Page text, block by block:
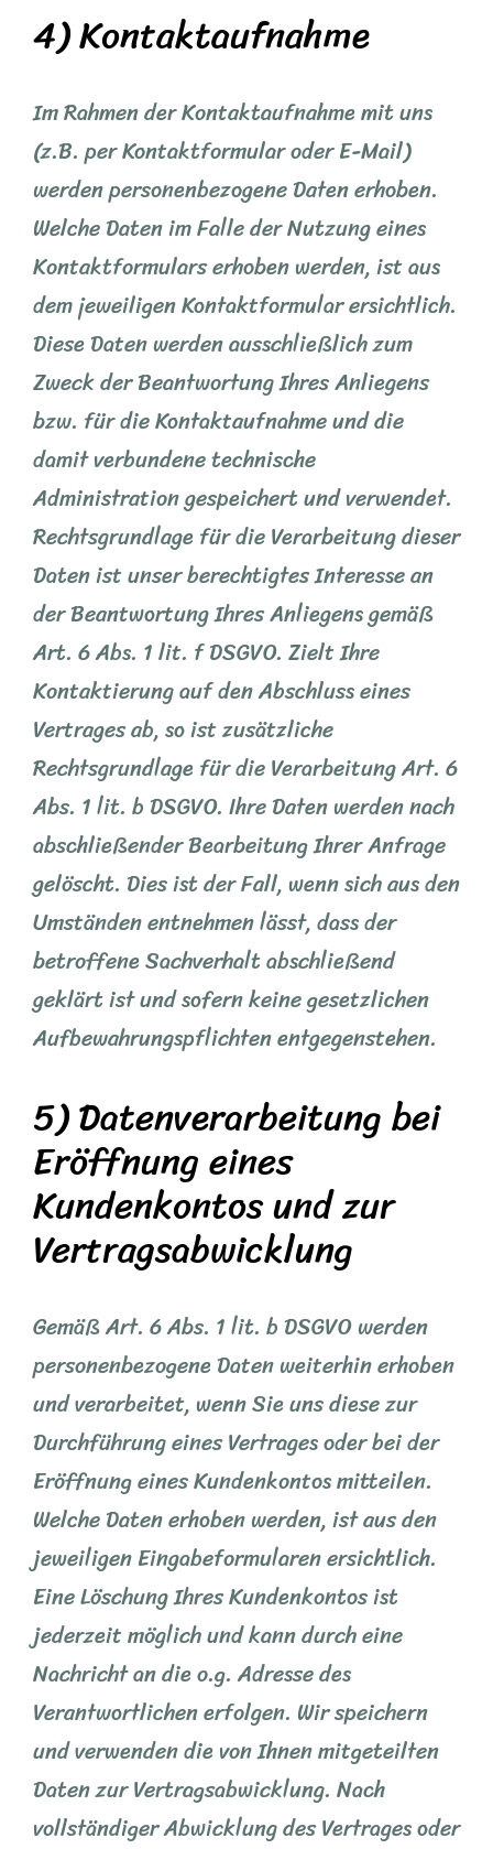
4) Kontaktaufnahme
Im Rahmen der Kontaktaufnahme mit uns
(z.B. per Kontaktformular oder E-Mail)
werden personenbezogene Daten erhoben.
Welche Daten im Falle der Nutzung eines
Kontaktformulars erhoben werden, ist aus
dem jeweiligen Kontaktformular ersichtlich.
Diese Daten werden ausschließlich zum
Zweck der Beantwortung Ihres Anliegens
bzw. für die Kontaktaufnahme und die
damit verbundene technische
Administration gespeichert und verwendet.
Rechtsgrundlage für die Verarbeitung dieser
Daten ist unser berechtigtes Interesse an
der Beantwortung Ihres Anliegens gemäß
Art. 6 Abs. 1 lit. f DSGVO. Zielt Ihre
Kontaktierung auf den Abschluss eines
Vertrages ab, so ist zusätzliche
Rechtsgrundlage für die Verarbeitung Art. 6
Abs. 1 lit. b DSGVO. Ihre Daten werden nach
abschließender Bearbeitung Ihrer Anfrage
gelöscht. Dies ist der Fall, wenn sich aus den
Umständen entnehmen lässt, dass der
betroffene Sachverhalt abschließend
geklärt ist und sofern keine gesetzlichen
Aufbewahrungspflichten entgegenstehen.
5) Datenverarbeitung bei
Eröffnung eines
Kundenkontos und zur
Vertragsabwicklung
Gemäß Art. 6 Abs. 1 lit. b DSGVO werden
personenbezogene Daten weiterhin erhoben
und verarbeitet, wenn Sie uns diese zur
Durchführung eines Vertrages oder bei der
Eröffnung eines Kundenkontos mitteilen.
Welche Daten erhoben werden, ist aus den
jeweiligen Eingabeformularen ersichtlich.
Eine Löschung Ihres Kundenkontos ist
jederzeit möglich und kann durch eine
Nachricht an die o.g. Adresse des
Verantwortlichen erfolgen. Wir speichern
und verwenden die von Ihnen mitgeteilten
Daten zur Vertragsabwicklung. Nach
vollständiger Abwicklung des Vertrages oder